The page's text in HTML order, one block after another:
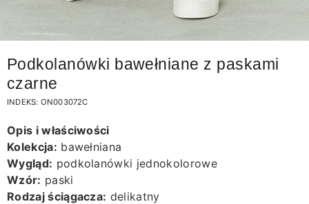
Podkolanówki bawełniane z paskami
czarne
INDEKS: ON003072C
Opis i właściwości
Kolekcja: bawełniana
Wygląd: podkolanówki jednokolorowe
Wzór: paski
Rodzaj ściągacza: delikatny